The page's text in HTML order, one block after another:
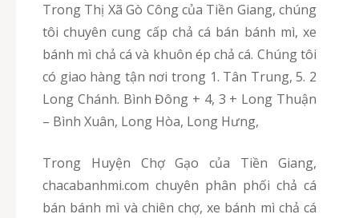
Trong Thị Xã Gò Công của Tiền Giang, chúng
tôi chuyên cung cấp chả cá bán bánh mì, xe
bánh mì chả cá và khuôn ép chả cá. Chúng tôi
có giao hàng tận nơi trong 1. Tân Trung, 5. 2
Long Chánh. Bình Đông + 4, 3 + Long Thuận
– Bình Xuân, Long Hòa, Long Hưng,
Trong Huyện Chợ Gạo của Tiền Giang,
chacabanhmi.com chuyên phân phối chả cá
bán bánh mì và chiên chợ, xe bánh mì chả cá